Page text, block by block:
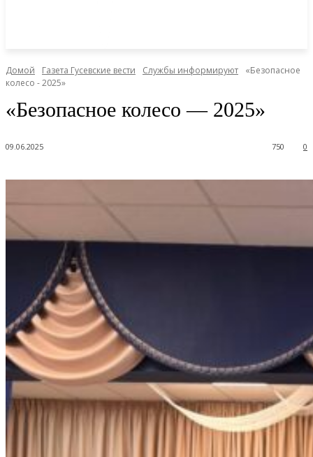
Домой Газета Гусевские вести Службы информируют
«Безопасное
колесо - 2025»
«Безопасное колесо — 2025»
09.06.2025 0
750